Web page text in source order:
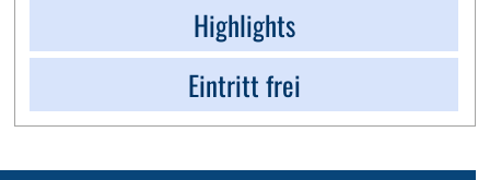
Highlights
Eintritt frei